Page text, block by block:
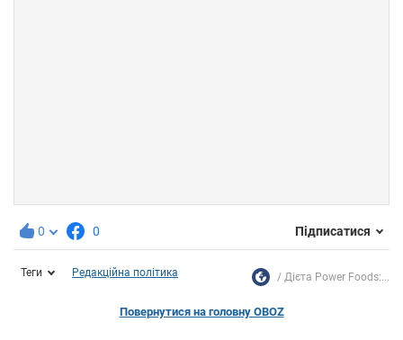
0 0 Підписатися
Теги Редакційна політика Дієта Power Foods:...
Повернутися на головну OBOZ